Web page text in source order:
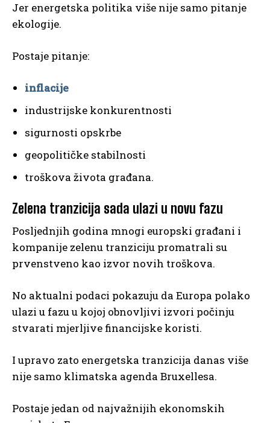
Jer energetska politika više nije samo pitanje
ekologije.
Postaje pitanje:
inflacije
industrijske konkurentnosti
sigurnosti opskrbe
geopolitičke stabilnosti
troškova života građana.
Zelena tranzicija sada ulazi u novu fazu
Posljednjih godina mnogi europski građani i
kompanije zelenu tranziciju promatrali su
prvenstveno kao izvor novih troškova.
No aktualni podaci pokazuju da Europa polako
ulazi u fazu u kojoj obnovljivi izvori počinju
stvarati mjerljive financijske koristi.
I upravo zato energetska tranzicija danas više
nije samo klimatska agenda Bruxellesa.
Postaje jedan od najvažnijih ekonomskih